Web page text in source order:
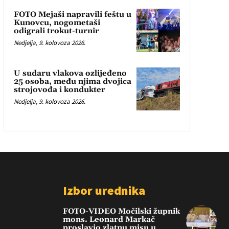
FOTO Mejaši napravili feštu u
Kunovcu, nogometaši
odigrali trokut-turnir
Nedjelja, 9. kolovoza 2026.
U sudaru vlakova ozlijeđeno
25 osoba, među njima dvojica
strojovođa i kondukter
Nedjelja, 9. kolovoza 2026.
Izbor urednika
FOTO-VIDEO Močilski župnik
mons. Leonard Markač